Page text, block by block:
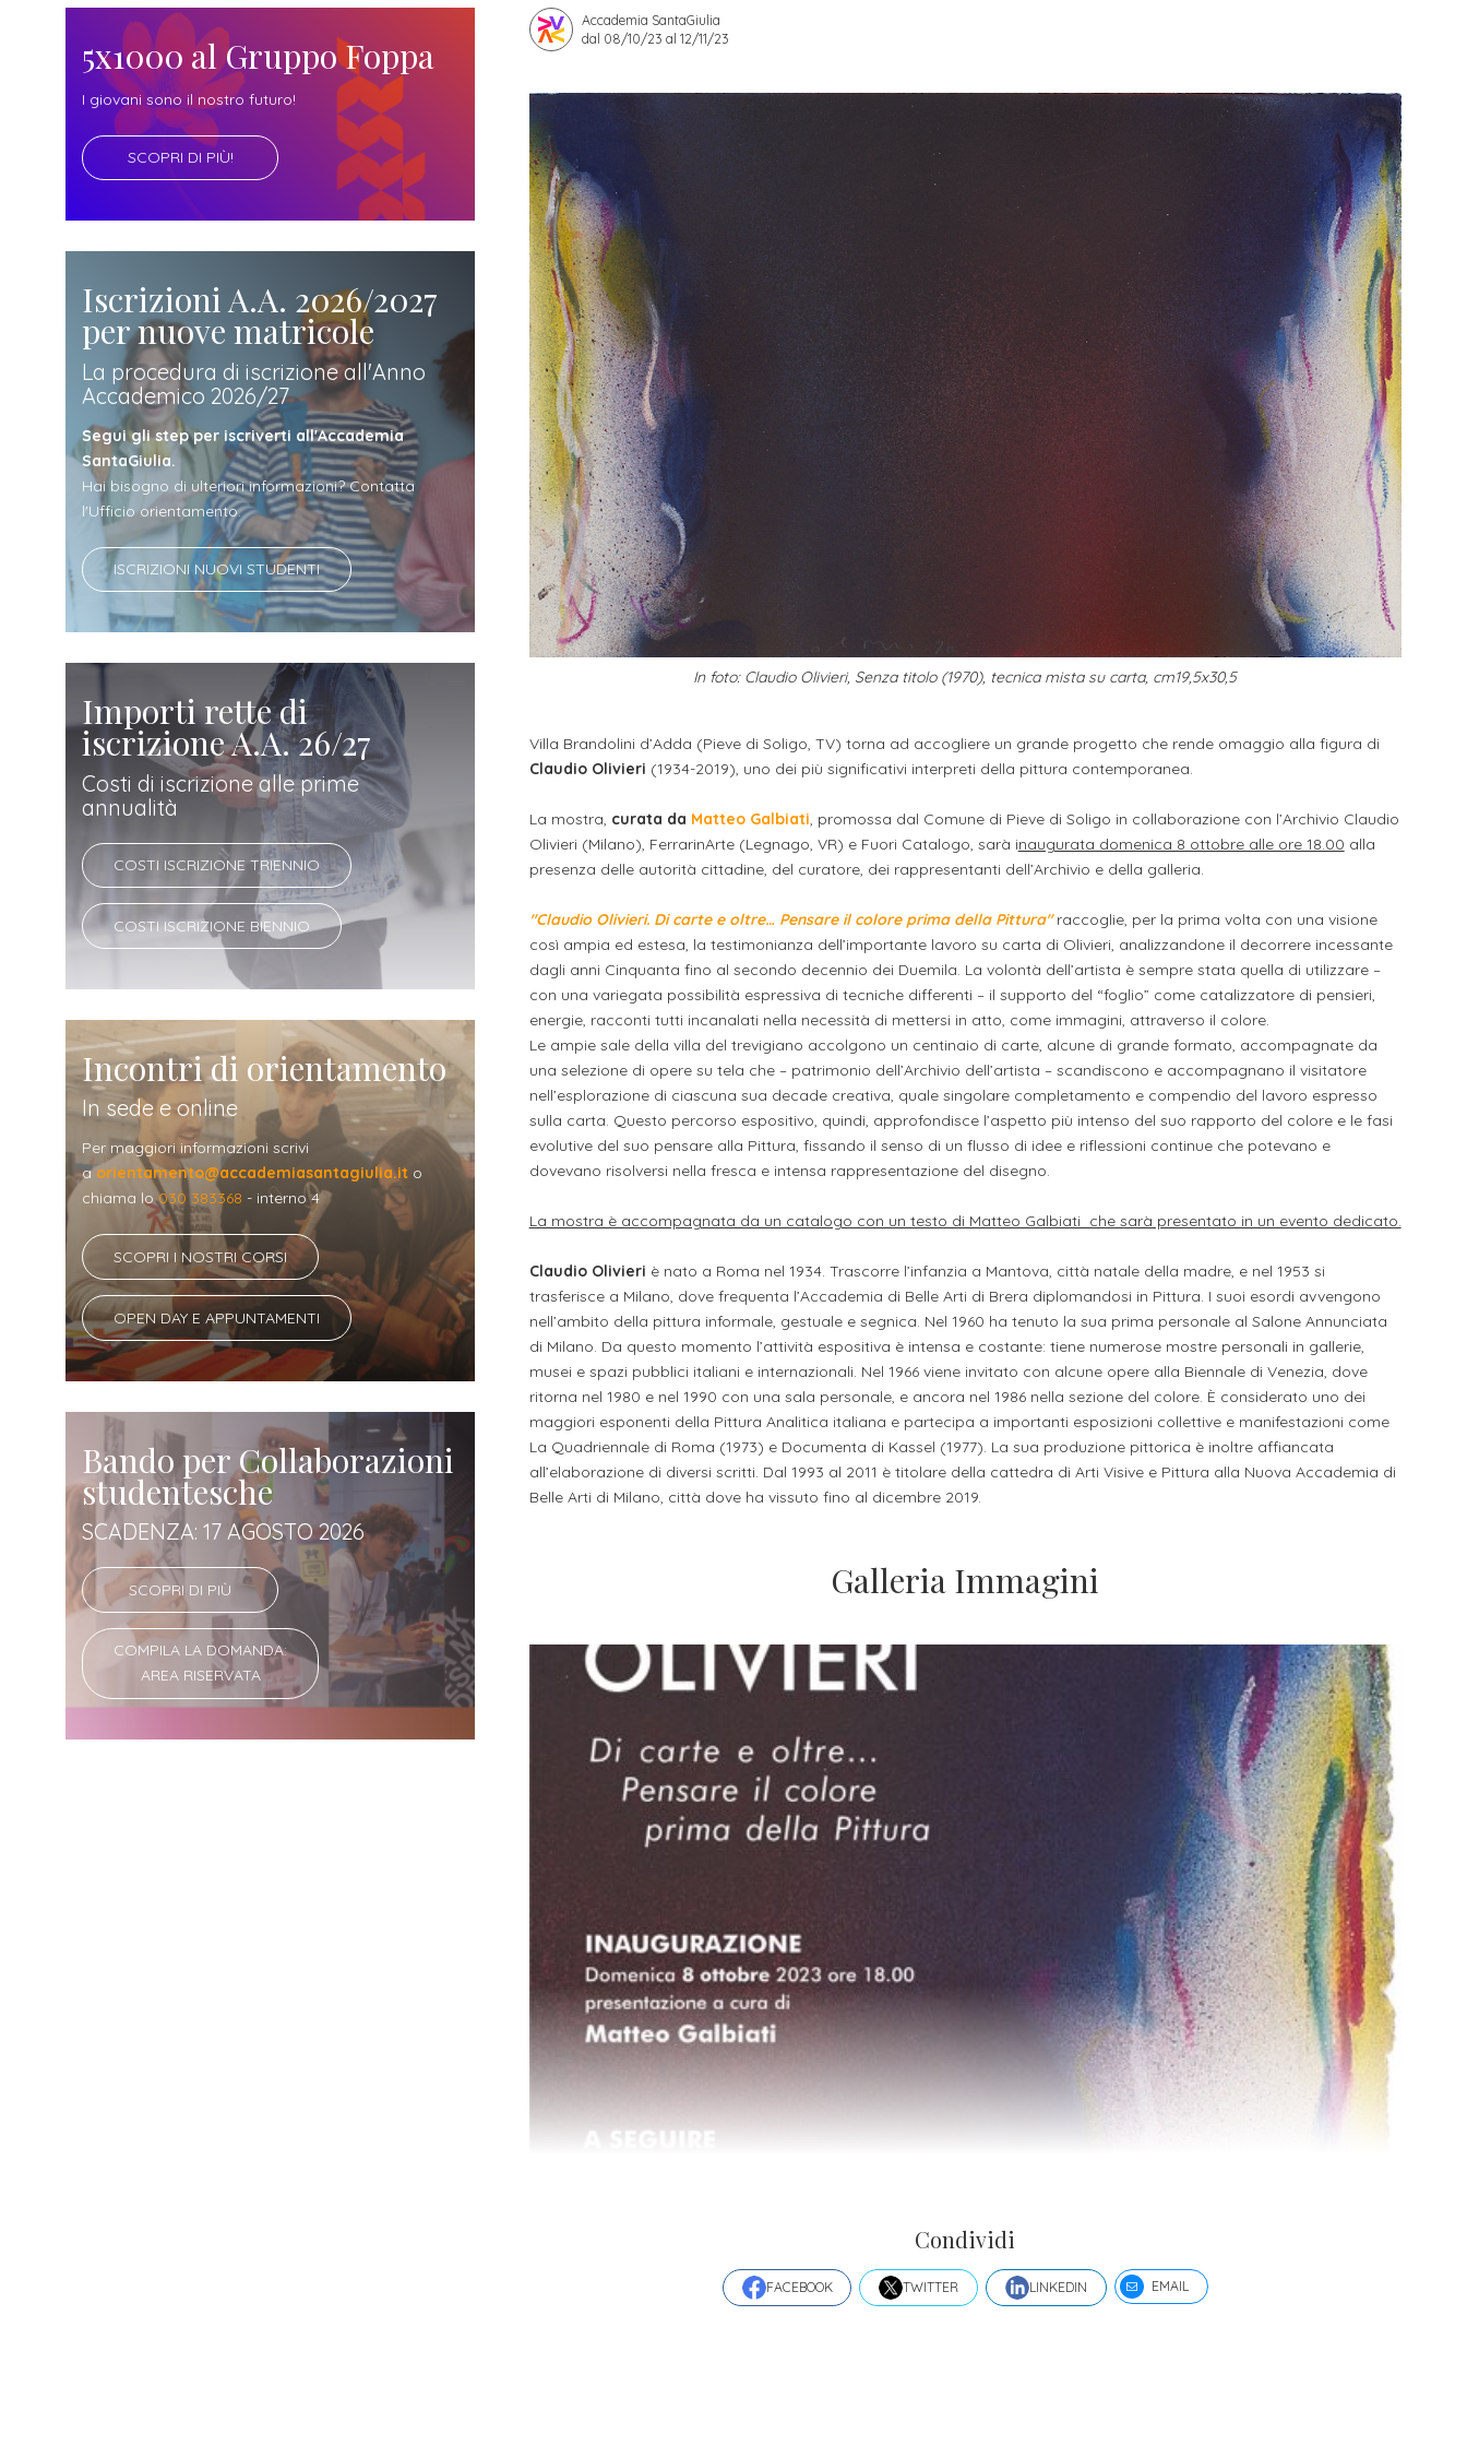
futuro
studente
genitore
di uno
studente
studente
iscritto
docente
referente
d'azienda
5x1000 al Gruppo Foppa
I giovani sono il nostro futuro!
SCOPRI DI PIÙ!
Iscrizioni A.A. 2026/2027
per nuove matricole
La procedura di iscrizione all'Anno
Accademico 2026/27
Segui gli step per iscriverti all'Accademia
SantaGiulia.
Hai bisogno di ulteriori informazioni? Contatta
l'Ufficio orientamento.
ISCRIZIONI NUOVI STUDENTI
Importi rette di
iscrizione A.A. 26/27
Costi di iscrizione alle prime
annualità
COSTI ISCRIZIONE TRIENNIO
COSTI ISCRIZIONE BIENNIO
Incontri di orientamento
In sede e online
Per maggiori informazioni scrivi
aorientamento@accademiasantagiulia.it o
chiama lo030 383368 - interno 4
SCOPRI I NOSTRI CORSI
OPEN DAY E APPUNTAMENTI
Bando per Collaborazioni
studentesche
SCADENZA: 17 AGOSTO 2026
SCOPRI DI PIÙ
COMPILA LA DOMANDA:
AREA RISERVATA
Accademia SantaGiulia
dal 08/10/23 al 12/11/23
In foto: Claudio Olivieri, Senza titolo (1970), tecnica mista su carta, cm19,5x30,5
Villa Brandolini d’Adda (Pieve di Soligo, TV) torna ad accogliere un grande progetto che rende omaggio alla figura di
Claudio Olivieri (1934-2019), uno dei più significativi interpreti della pittura contemporanea.
La mostra, curata da Matteo Galbiati, promossa dal Comune di Pieve di Soligo in collaborazione con l’Archivio Claudio
Olivieri (Milano), FerrarinArte (Legnago, VR) e Fuori Catalogo, sarà inaugurata domenica 8 ottobre alle ore 18.00 alla
presenza delle autorità cittadine, del curatore, dei rappresentanti dell’Archivio e della galleria.
"Claudio Olivieri. Di carte e oltre… Pensare il colore prima della Pittura"raccoglie, per la prima volta con una visione
così ampia ed estesa, la testimonianza dell’importante lavoro su carta di Olivieri, analizzandone il decorrere incessante
dagli anni Cinquanta fino al secondo decennio dei Duemila. La volontà dell’artista è sempre stata quella di utilizzare –
con una variegata possibilità espressiva di tecniche differenti – il supporto del “foglio” come catalizzatore di pensieri,
energie, racconti tutti incanalati nella necessità di mettersi in atto, come immagini, attraverso il colore.
Le ampie sale della villa del trevigiano accolgono un centinaio di carte, alcune di grande formato, accompagnate da
una selezione di opere su tela che – patrimonio dell’Archivio dell’artista – scandiscono e accompagnano il visitatore
nell’esplorazione di ciascuna sua decade creativa, quale singolare completamento e compendio del lavoro espresso
sulla carta. Questo percorso espositivo, quindi, approfondisce l’aspetto più intenso del suo rapporto del colore e le fasi
evolutive del suo pensare alla Pittura, fissando il senso di un flusso di idee e riflessioni continue che potevano e
dovevano risolversi nella fresca e intensa rappresentazione del disegno.
La mostra è accompagnata da un catalogo con un testo di Matteo Galbiati che sarà presentato in un evento dedicato.
Claudio Olivieri è nato a Roma nel 1934. Trascorre l’infanzia a Mantova, città natale della madre, e nel 1953 si
trasferisce a Milano, dove frequenta l’Accademia di Belle Arti di Brera diplomandosi in Pittura. I suoi esordi avvengono
nell’ambito della pittura informale, gestuale e segnica. Nel 1960 ha tenuto la sua prima personale al Salone Annunciata
di Milano. Da questo momento l’attività espositiva è intensa e costante: tiene numerose mostre personali in gallerie,
musei e spazi pubblici italiani e internazionali. Nel 1966 viene invitato con alcune opere alla Biennale di Venezia, dove
ritorna nel 1980 e nel 1990 con una sala personale, e ancora nel 1986 nella sezione del colore. È considerato uno dei
maggiori esponenti della Pittura Analitica italiana e partecipa a importanti esposizioni collettive e manifestazioni come
La Quadriennale di Roma (1973) e Documenta di Kassel (1977). La sua produzione pittorica è inoltre affiancata
all’elaborazione di diversi scritti. Dal 1993 al 2011 è titolare della cattedra di Arti Visive e Pittura alla Nuova Accademia di
Belle Arti di Milano, città dove ha vissuto fino al dicembre 2019.
Galleria Immagini
Condividi
FACEBOOK TWITTER LINKEDIN EMAIL